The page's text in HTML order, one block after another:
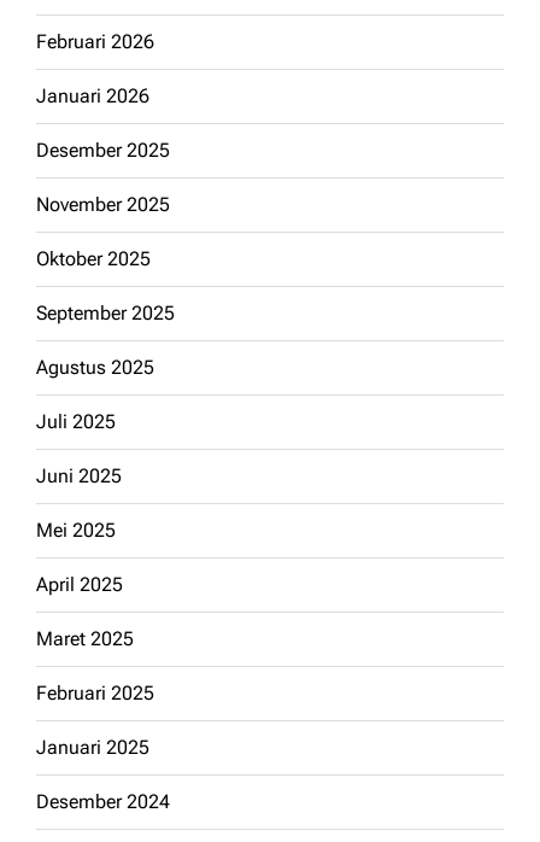
Februari 2026
Januari 2026
Desember 2025
November 2025
Oktober 2025
September 2025
Agustus 2025
Juli 2025
Juni 2025
Mei 2025
April 2025
Maret 2025
Februari 2025
Januari 2025
Desember 2024